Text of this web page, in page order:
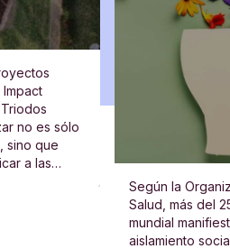
no es sólo
sino que
a las
Según la
Salud, más del
mundial
aislamiento